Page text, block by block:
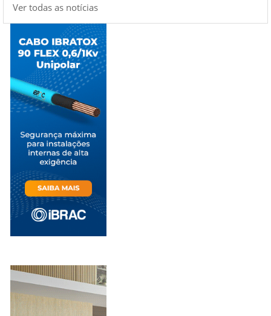
Ver todas as notícias